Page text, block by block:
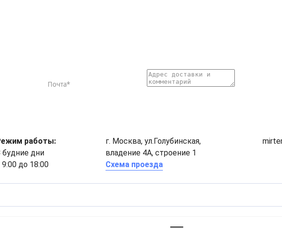
работы:
будние дни
9:00 до 18:00
г. Москва, ул.Голубинская,
владение 4А, строение 1
Схема проезда